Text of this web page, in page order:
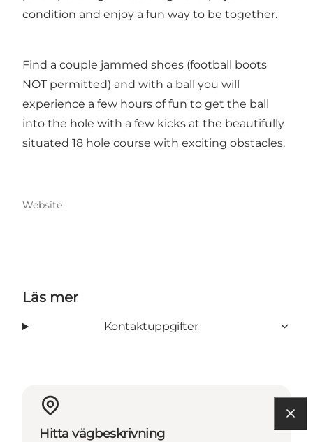
condition and enjoy a fun way to be together.
Find a couple jammed shoes (football boots
NOT permitted) and with a ball you will
experience a few hours of fun to get the ball
into the hole with a few kicks at the beautifully
situated 18 hole course with exciting obstacles.
Website
Läs mer
Kontaktuppgifter
Hitta vägbeskrivning